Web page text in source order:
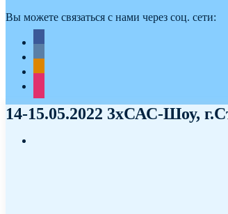
Вы можете связаться с нами через соц. сети:
14-15.05.2022 3хСАС-Шоу,